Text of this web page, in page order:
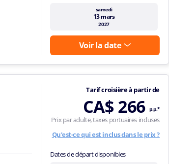
samedi
13 mars
2027
Voir la date
Tarif croisière à partir de
CA$ 266 p.p.*
Prix par adulte, taxes portuaires incluses
Qu'est-ce qui est inclus dans le prix ?
Dates de départ disponibles